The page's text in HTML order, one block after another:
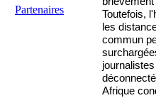
Partenaires
Toutefois,
les
commun
Afrique